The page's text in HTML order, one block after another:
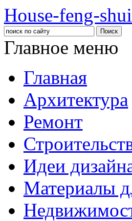
House-feng-
Главное меню
Главная
Архитектура
Ремонт
Идеи
Материалы